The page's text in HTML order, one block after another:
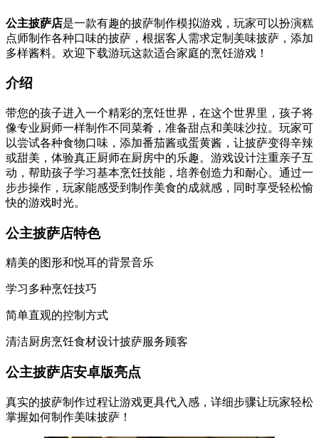
公主披萨店是一款有趣的披萨制作模拟游戏，玩家可以扮演糕
点师制作各种口味的披萨，根据客人需求定制美味披萨，添加
多样酱料。欢迎下载游玩这款适合家庭的烹饪游戏！
介绍
带您的孩子进入一个精彩的烹饪世界，在这个世界里，孩子将
像专业厨师一样制作不同菜肴，准备甜点和美味沙拉。玩家可
以尝试各种食物口味，添加番茄酱或蛋黄酱，让披萨变得辛辣
或甜美，体验真正厨师在厨房中的乐趣。游戏设计注重亲子互
动，帮助孩子学习基本烹饪技能，培养创造力和耐心。通过一
步步操作，玩家能感受到制作美食的成就感，同时享受轻松愉
快的游戏时光。
公主披萨店特色
精美的图形和悦耳的背景音乐
学习多种烹饪技巧
简单直观的控制方式
清洁厨房烹饪食材设计披萨服务顾客
公主披萨店安卓版亮点
真实的披萨制作过程让游戏更具代入感，详细步骤让玩家轻松
掌握如何制作美味披萨！